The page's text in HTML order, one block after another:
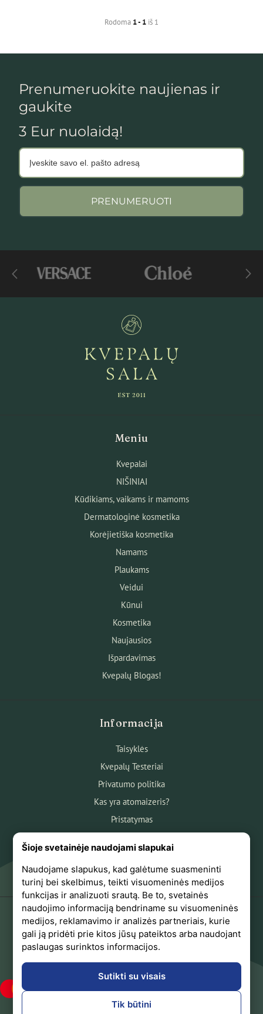
Rodoma 1 - 1 iš 1
Prenumeruokite naujienas ir
gaukite
3 Eur nuolaidą!
PRENUMERUOTI
Meniu
Kvepalai
NIŠINIAI
Kūdikiams, vaikams ir mamoms
Dermatologinė kosmetika
Korėjietiška kosmetika
Namams
Plaukams
Veidui
Kūnui
Kosmetika
Naujausios
Išpardavimas
Kvepalų Blogas!
Informacija
Taisyklės
Kvepalų Testeriai
Privatumo politika
Kas yra atomaizeris?
Pristatymas
Apie mus
Atsiliepimai
+370 618 44441
Sekite mus Facebook
Šioje svetainėje naudojami slapukai
Naudojame slapukus, kad galėtume suasmeninti
turinį bei skelbimus, teikti visuomeninės medijos
funkcijas ir analizuoti srautą. Be to, svetainės
naudojimo informaciją bendriname su visuomeninės
medijos, reklamavimo ir analizės partneriais, kurie
gali ją pridėti prie kitos jūsų pateiktos arba naudojant
paslaugas surinktos informacijos.
Sutikti su visais
Tik būtini